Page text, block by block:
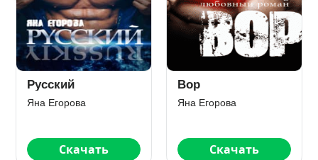
Русский
Яна Егорова
Скачать
Вор
Яна Егорова
Скачать